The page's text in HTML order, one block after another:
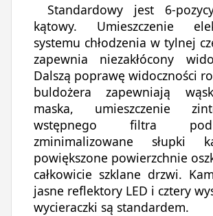
Standardowy jest 6-
kątowy. Umieszczenie
systemu chłodzenia w tylnej
zapewnia niezakłócony
Dalszą poprawę widoczności
buldożera zapewniają
maska, umieszczenie
wstępnego filtra
zminimalizowane słupki
powiększone powierzchnie
całkowicie szklane drzwi.
jasne reflektory LED i cztery
wycieraczki są standardem.